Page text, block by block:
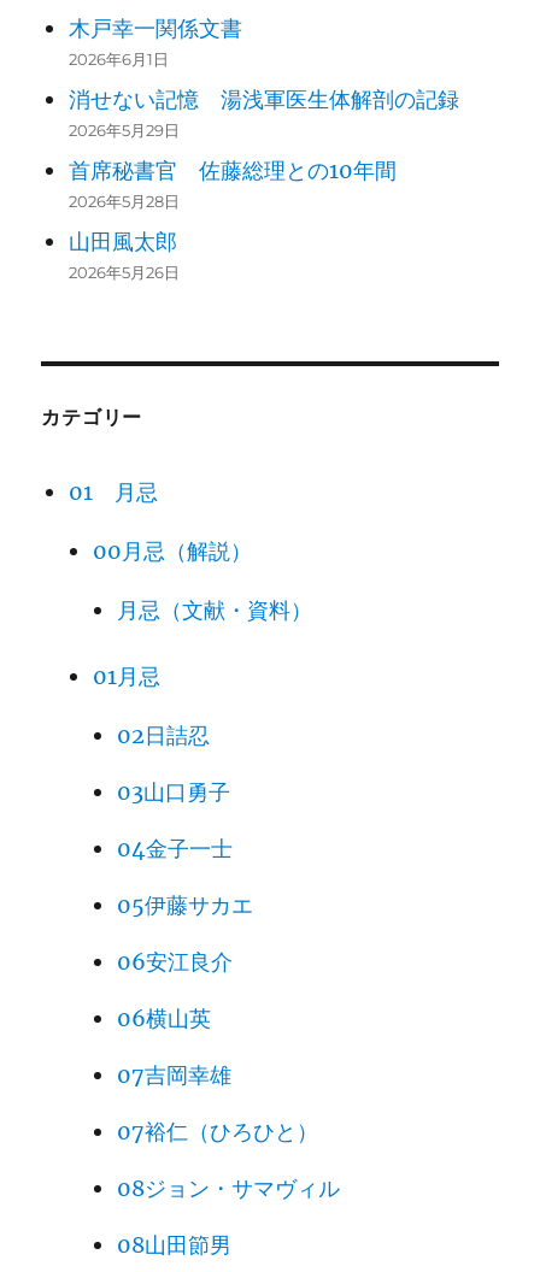
木戸幸一関係文書
2026年6月1日
消せない記憶 湯浅軍医生体解剖の記録
2026年5月29日
首席秘書官 佐藤総理との10年間
2026年5月28日
山田風太郎
2026年5月26日
カテゴリー
01 月忌
00月忌（解説）
月忌（文献・資料）
01月忌
02日詰忍
03山口勇子
04金子一士
05伊藤サカエ
06安江良介
06横山英
07吉岡幸雄
07裕仁（ひろひと）
08ジョン・サマヴィル
08山田節男